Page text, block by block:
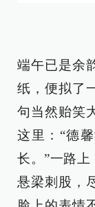
端午已是余
纸，便拟了
句当然贻笑
这里：“德
长。”一路
悬梁刺股，